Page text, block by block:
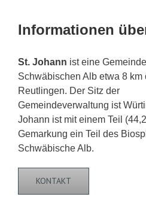
Informationen
St. Johann ist eine
Schwäbischen Alb etwa 8 km
Reutlingen. Der Sitz der
Gemeindeverwaltung ist
Johann ist mit einem Teil
Gemarkung ein Teil des
Schwäbische Alb.
KONTAKT